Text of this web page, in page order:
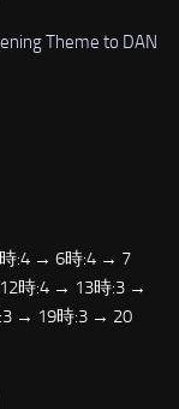
Theme to DAN
:4 → 6時:4 → 7
時:4 → 13時:3 →
→ 19時:3 → 20